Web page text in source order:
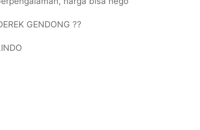
GENDONG ??